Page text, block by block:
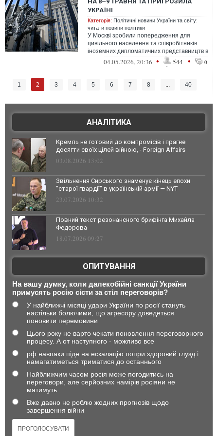
УКРАЇНІ
Категорія: Політичні новини України та світу:
читати новини політики
У Москві зробили попередження для
цивільного населення та співробітників
іноземних дипломатичних представництв в
Україні04.05.2026, 20:36 • 544 • 0
1 2 3 4 5 6 7 8 ... 40
АНАЛІТИКА
Кремль не готовий до компромісів і прагне
досягти своїх цілей війною, - Foreign Affairs
03.08.2026 13:02
Звільнення Сирського знаменує кінець епохи
"старої гвардії" в українській армії — NYT
23.07.2026 10:32
Повний текст резонансного брифінга Михайла
Федорова
18.07.2026 09:27
ОПИТУВАННЯ
На вашу думку, коли далекобійні санкції України
примусять росію сісти за стіл переговорів?
У найближчі місяці удари України по росії стануть
настільки болючими, що агресору доведеться
поновити перемовини
Цього року не варто чекати поновлення переговорного
процесу. А от наступного - можливо все
рф навпаки піде на ескалацію попри здоровий глузд і
намагатиметься триматися до останнього
Найближчим часом росія може погодитись на
переговори, але серйозних намірів росіяни не
матимуть
Вже давно не роблю жодних прогнозів щодо
завершення війни